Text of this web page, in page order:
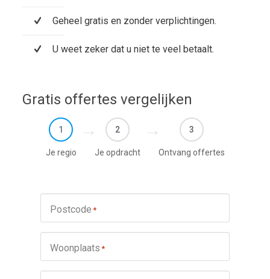
Geheel gratis en zonder verplichtingen.
U weet zeker dat u niet te veel betaalt.
Gratis offertes vergelijken
1
Je regio
2
Je opdracht
3
Ontvang offertes
Postcode *
Woonplaats *